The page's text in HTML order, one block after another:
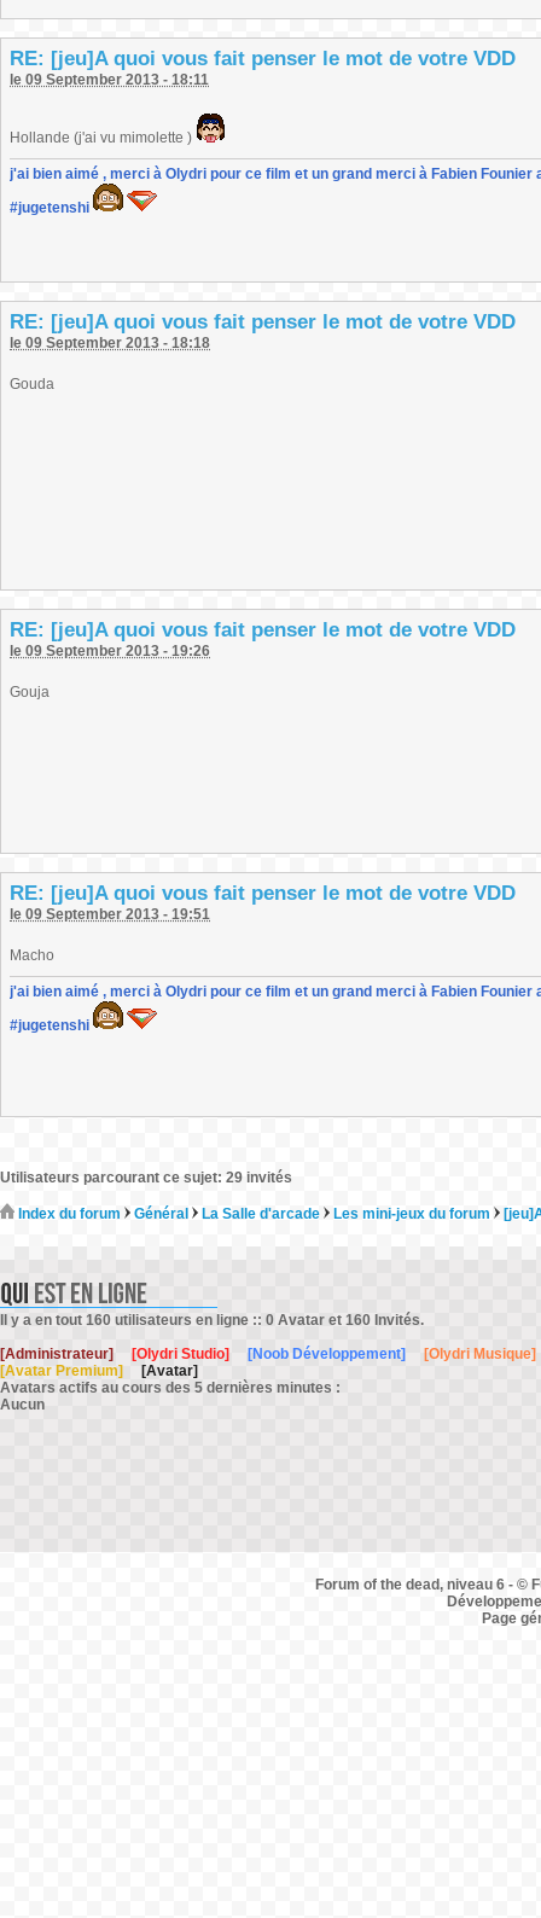
RE: [jeu]A quoi vous fait penser le mot de votre VDD
le 09 September 2013 - 18:11
Hollande (j'ai vu mimolette )
j'ai bien aimé , merci à Olydri pour ce film et un grand merci à Fabien
#jugetenshi
RE: [jeu]A quoi vous fait penser le mot de votre VDD
le 09 September 2013 - 18:18
Gouda
RE: [jeu]A quoi vous fait penser le mot de votre VDD
le 09 September 2013 - 19:26
Gouja
RE: [jeu]A quoi vous fait penser le mot de votre VDD
le 09 September 2013 - 19:51
Macho
j'ai bien aimé , merci à Olydri pour ce film et un grand merci à Fabien
#jugetenshi
Utilisateurs parcourant ce sujet: 29 invités
Index du forum Général La Salle d'arcade Les mini-jeux du forum
Il y a en tout 160 utilisateurs en ligne :: 0 Avatar et 160 Invités.
[Administrateur]
[Olydri Studio] [Noob Développement]
[Olydri Musique]
[Avatar Premium]
[Avatar]
Avatars actifs au cours des 5 dernières minutes :
Aucun
Forum of the dead, niveau 6 - ©
Page